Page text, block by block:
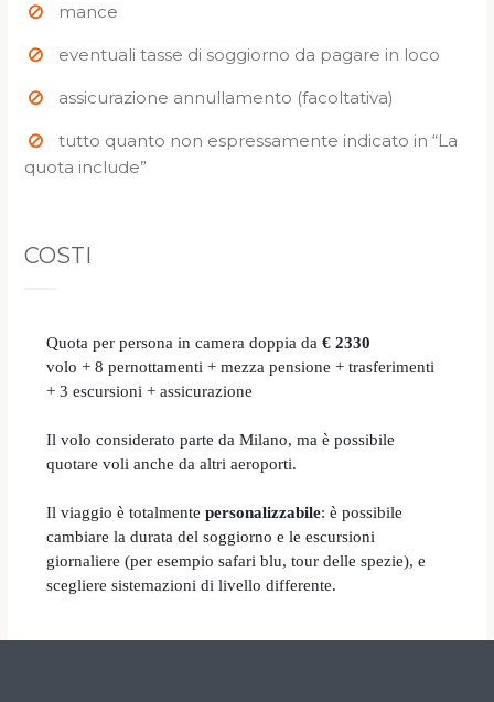
mance
eventuali tasse di soggiorno da pagare in loco
assicurazione annullamento (facoltativa)
tutto quanto non espressamente indicato in “La
quota include”
COSTI
Quota per persona in camera doppia da€ 2330
volo + 8 pernottamenti + mezza pensione + trasferimenti
+ 3 escursioni + assicurazione
Il volo considerato parte da Milano, ma è possibile
quotare voli anche da altri aeroporti.
Il viaggio è totalmentepersonalizzabile: è possibile
cambiare la durata del soggiorno e le escursioni
giornaliere (per esempio safari blu, tour delle spezie), e
scegliere sistemazioni di livello differente.